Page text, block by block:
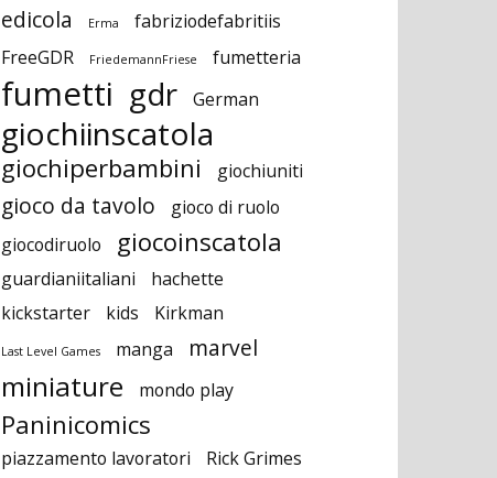
edicola Erma
fabriziodefabritiis
FreeGDR
FriedemannFriese fumetteria
fumetti gdr German
giochiinscatola
giochiperbambini giochiuniti
gioco da tavolo
gioco di ruolo
giocodiruolo
giocoinscatola
guardianiitaliani
hachette
kickstarter
kids Kirkman
Last Level Games manga marvel
miniature mondo play
Paninicomics
piazzamento lavoratori
Rick Grimes